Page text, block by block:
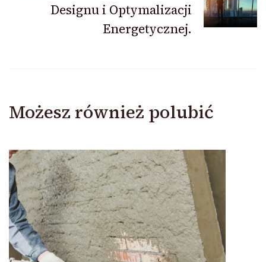
Designu i Optymalizacji
Energetycznej.
Możesz również polubić